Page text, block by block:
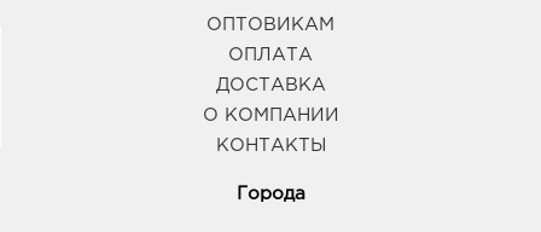
ОПТОВИКАМ
ОПЛАТА
ДОСТАВКА
О КОМПАНИИ
КОНТАКТЫ
Города